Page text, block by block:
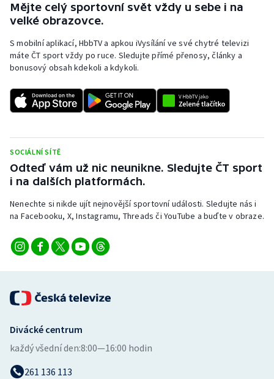
Rychlostní kanoistika
Short track
Sportovní střelba
Stolní tenis
Veslování
Volejbal
Ostatní
Mějte celý sportovní svět vždy u sebe i na
velké obrazovce.
S mobilní aplikací, HbbTV a apkou iVysílání ve své chytré televizi
máte ČT sport vždy po ruce. Sledujte přímé přenosy, články a
bonusový obsah kdekoli a kdykoli.
SOCIÁLNÍ SÍTĚ
Odteď vám už nic neunikne. Sledujte ČT sport
i na dalších platformách.
Nenechte si nikde ujít nejnovější sportovní události. Sledujte nás i
na Facebooku, X, Instagramu, Threads či YouTube a buďte v obraze.
Divácké centrum
každý všední den:8:00—16:00 hodin
261 136 113